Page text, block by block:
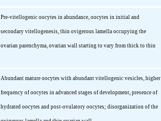
Pre-vitellogenic oocytes in abundance, oocytes in initial and
secondary vitellogenesis, thin ovigerous lamella occupying the
ovarian parenchyma, ovarian wall starting to vary from thick to thin
Abundant mature oocytes with abundant vitellogenic vesicles, higher
frequency of oocytes in advanced stages of development, presence of
hydrated oocytes and post-ovulatory oocytes; disorganization of the